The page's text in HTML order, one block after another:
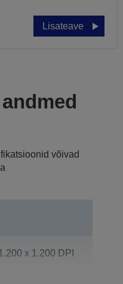
Lisateave
võivad
x 1.200 DPI